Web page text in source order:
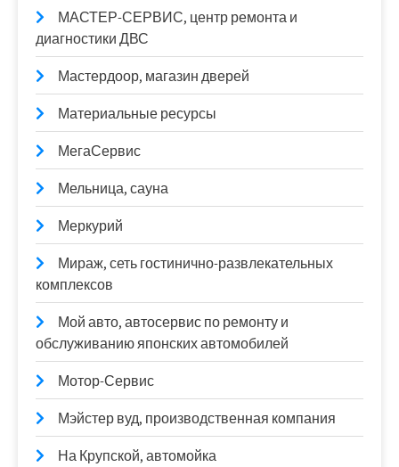
МАСТЕР-СЕРВИС, центр ремонта и
диагностики ДВС
Мастердоор, магазин дверей
Материальные ресурсы
МегаСервис
Мельница, сауна
Меркурий
Мираж, сеть гостинично-развлекательных
комплексов
Мой авто, автосервис по ремонту и
обслуживанию японских автомобилей
Мотор-Сервис
Мэйстер вуд, производственная компания
На Крупской, автомойка